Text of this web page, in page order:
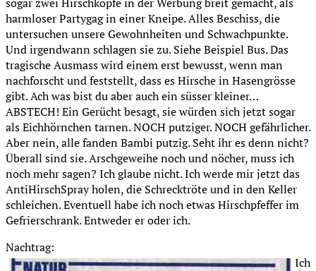
harmloser Partygag in einer Kneipe. Alles Beschiss, die
untersuchen unsere Gewohnheiten und Schwachpunkte.
Und irgendwann schlagen sie zu. Siehe Beispiel Bus. Das
tragische Ausmass wird einem erst bewusst, wenn man
nachforscht und feststellt, dass es Hirsche in Hasengrösse
gibt. Ach was bist du aber auch ein süsser kleiner…
ABSTECH! Ein Gerücht besagt, sie würden sich jetzt sogar
als Eichhörnchen tarnen. NOCH putziger. NOCH gefährlicher.
Aber nein, alle fanden Bambi putzig. Seht ihr es denn nicht?
Überall sind sie. Arschgeweihe noch und nöcher, muss ich
noch mehr sagen? Ich glaube nicht. Ich werde mir jetzt das
AntiHirschSpray holen, die Schrecktröte und in den Keller
schleichen. Eventuell habe ich noch etwas Hirschpfeffer im
Gefrierschrank. Entweder er oder ich.
Nachtrag:
Ich